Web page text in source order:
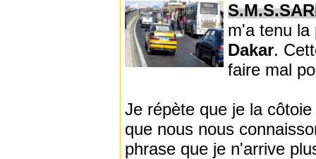
m'a tenu la
Dakar.
faire mal
Je répète que je la
que nous nous
phrase que je n'arrive